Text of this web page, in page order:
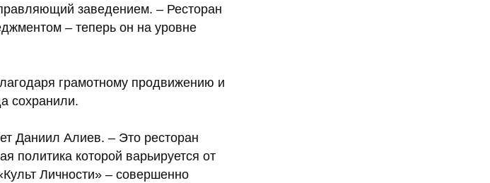
заведением. – Ресторан
– теперь он на уровне
грамотному продвижению и
сохранили.
Даниил Алиев. – Это ресторан
политика которой варьируется от
Личности» – совершенно